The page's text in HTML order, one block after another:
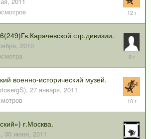
11
2014
стр.дивизии.
2010
28
2016
военно-исторический музей.
, 27 января, 2011
11
2016
г.Москва.
, 30 июня, 2011